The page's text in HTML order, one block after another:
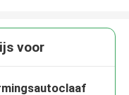
voor